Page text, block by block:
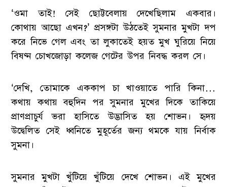
‘ওমা তাই! সেই ছোট্টবেলায় দেখেছিলাম একবার।
কোথায় আছো এখন?’ প্রসঙ্গটা উঠতেই সুমনার মুখটা দপ
করে নিভে গেল এবং তা লুকাতেই হয়ত মুখ ঘুরিয়ে নিয়ে
বিষণ্ন চোখজোড়া কলেজ গেটের উপর নিবদ্ধ করল সে।
‘দেখি, তোমাকে এককাপ চা খাওয়াতে পারি কিনা…
কথায় কথায় বহুদিন পর সুমনার মুখের দিকে তাকিয়ে
প্রাণপ্রাচুর্য ভরা হাসিতে উদ্ভাসিত হয় শোভন। হৃদয়
উদ্বেলিত সেই ধ্বনিতে মুহূর্তের জন্য থমকে যায় নির্বাক
সুমনা।
সুমনার মুখটা খুঁটিয়ে খুঁটিয়ে দেখে শোভন। এই মুখের